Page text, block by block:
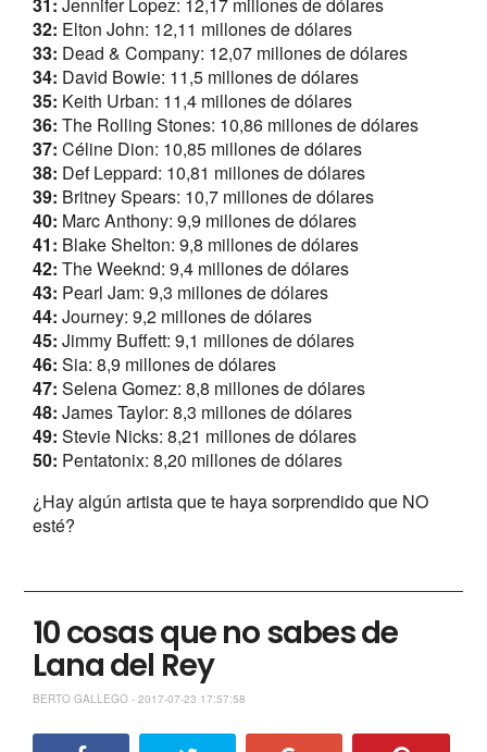
32: Elton John: 12,11 millones de dólares
33: Dead & Company: 12,07 millones de dólares
34: David Bowie: 11,5 millones de dólares
35: Keith Urban: 11,4 millones de dólares
36: The Rolling Stones: 10,86 millones de dólares
37: Céline Dion: 10,85 millones de dólares
38: Def Leppard: 10,81 millones de dólares
39: Britney Spears: 10,7 millones de dólares
40: Marc Anthony: 9,9 millones de dólares
41: Blake Shelton: 9,8 millones de dólares
42: The Weeknd: 9,4 millones de dólares
43: Pearl Jam: 9,3 millones de dólares
44: Journey: 9,2 millones de dólares
45: Jimmy Buffett: 9,1 millones de dólares
46: Sia: 8,9 millones de dólares
47: Selena Gomez: 8,8 millones de dólares
48: James Taylor: 8,3 millones de dólares
49: Stevie Nicks: 8,21 millones de dólares
50: Pentatonix: 8,20 millones de dólares
¿Hay algún artista que te haya sorprendido que NO
esté?
10 cosas que no sabes de
Lana del Rey
BERTO GALLEGO - 2017-07-23 17:57:58